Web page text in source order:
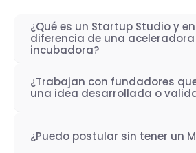
¿Qué es un Startup Studio y
diferencia de una
incubadora?
Un Startup Studio es una
de construir startups de
con experiencia. También se
¿Trabajan con fundadores
una idea desarrollada o
Startup Studio es lograr un
¿Puedo postular sin tener un